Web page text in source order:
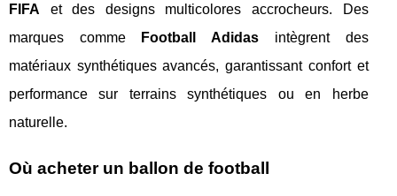
FIFA et des designs multicolores accrocheurs. Des
marques comme
Football Adidas intègrent des
matériaux synthétiques avancés, garantissant confort et
performance sur terrains synthétiques ou en herbe
naturelle.
Où acheter un ballon de football